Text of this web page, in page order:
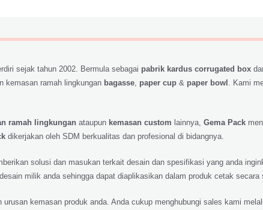
sejak tahun 2002. Bermula sebagai pabrik kardus corrugated box
kemasan ramah lingkungan bagasse paper cup & paper bowl . Kami
ramah lingkungan ataupun kemasan custom lainnya, Gema Pack
dikerjakan oleh SDM berkualitas dan profesional di bidangnya.
solusi dan masukan terkait desain dan spesifikasi yang anda
milik anda sehingga dapat diaplikasikan dalam produk cetak secara
urusan kemasan produk anda. Anda cukup menghubungi sales kami